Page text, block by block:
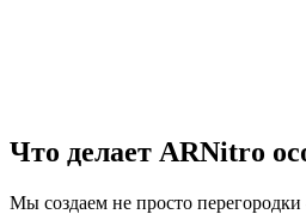
Что делает ARNitro
Мы создаем не просто